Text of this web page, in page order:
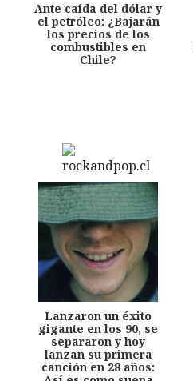
Ante caída del dólar y
el petróleo: ¿Bajarán
los precios de los
combustibles en
Chile?
Lanzaron un éxito
gigante en los 90, se
separaron y hoy
lanzan su primera
canción en 28 años: